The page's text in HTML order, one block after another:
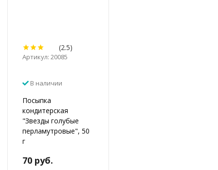
(2.5)
Артикул: 20085
В наличии
Посыпка
кондитерская
"Звезды голубые
перламутровые", 50
г
70 руб.